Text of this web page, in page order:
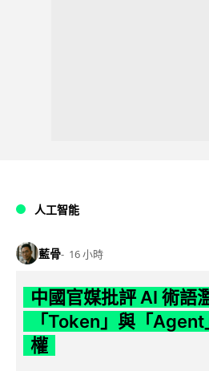
人工智能
藍骨 16 小時
中國官媒批評 AI 術
「Token」與「
權